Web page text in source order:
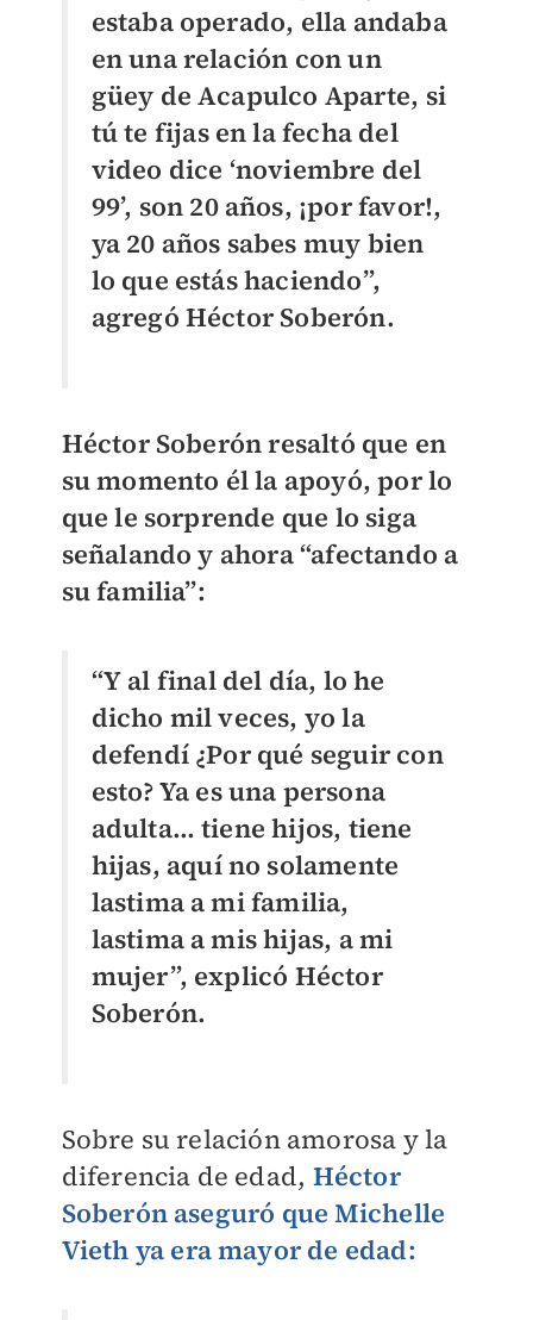
estaba operado, ella andaba
en una relación con un
güey de Acapulco Aparte, si
tú te fijas en la fecha del
video dice ‘noviembre del
99’, son 20 años, ¡por favor!,
ya 20 años sabes muy bien
lo que estás haciendo”,
agregó Héctor Soberón.
Héctor Soberón resaltó que en
su momento él la apoyó, por lo
que le sorprende que lo siga
señalando y ahora “afectando a
su familia”:
“Y al final del día, lo he
dicho mil veces, yo la
defendí ¿Por qué seguir con
esto? Ya es una persona
adulta… tiene hijos, tiene
hijas, aquí no solamente
lastima a mi familia,
lastima a mis hijas, a mi
mujer”, explicó Héctor
Soberón.
Sobre su relación amorosa y la
diferencia de edad, Héctor
Soberón aseguró que Michelle
Vieth ya era mayor de edad: